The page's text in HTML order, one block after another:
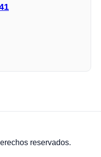
reservados.